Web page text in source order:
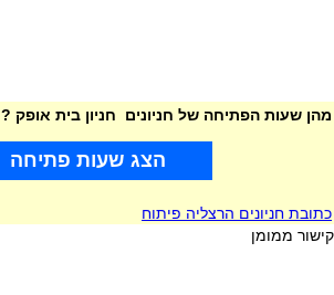
מהן שעות הפתיחה של חניונים חניון בית אופק ?
הצג שעות פתיחה
כתובת חניונים הרצליה פיתוח
קישור ממומן